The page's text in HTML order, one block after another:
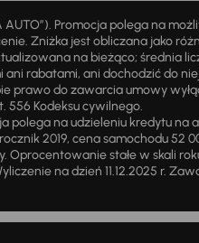
Promocja polega na
Zniżka jest obliczana jako
na bieżąco; średnia
rabatami, ani dochodzić do
prawo do zawarcia umowy
556 Kodeksu cywilnego.
na udzieleniu kredytu na
2019, cena samochodu 52
stałe w skali
na dzień 11.12.2025 r.